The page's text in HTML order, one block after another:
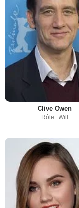
Clive Owen
Rôle : Will